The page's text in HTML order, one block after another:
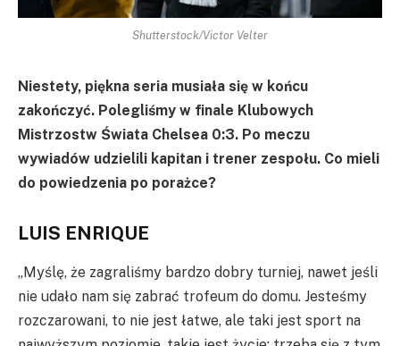
Shutterstock/Victor Velter
Niestety, piękna seria musiała się w końcu
zakończyć. Polegliśmy w finale Klubowych
Mistrzostw Świata Chelsea 0:3. Po meczu
wywiadów udzielili kapitan i trener zespołu. Co mieli
do powiedzenia po porażce?
LUIS ENRIQUE
„Myślę, że zagraliśmy bardzo dobry turniej, nawet jeśli
nie udało nam się zabrać trofeum do domu. Jesteśmy
rozczarowani, to nie jest łatwe, ale taki jest sport na